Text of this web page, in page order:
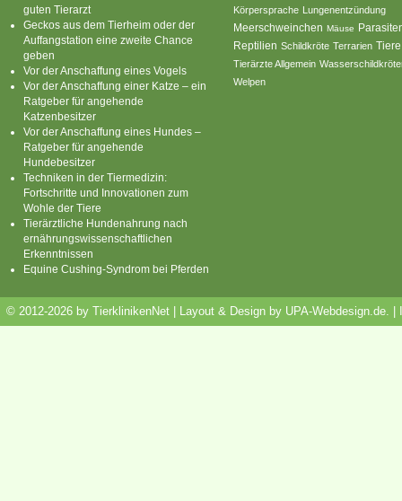
guten Tierarzt
Geckos aus dem Tierheim oder der
Auffangstation eine zweite Chance
geben
Vor der Anschaffung eines Vogels
Vor der Anschaffung einer Katze – ein
Ratgeber für angehende
Katzenbesitzer
Vor der Anschaffung eines Hundes –
Ratgeber für angehende
Hundebesitzer
Techniken in der Tiermedizin:
Fortschritte und Innovationen zum
Wohle der Tiere
Tierärztliche Hundenahrung nach
ernährungswissenschaftlichen
Erkenntnissen
Equine Cushing-Syndrom bei Pferden
Körpersprache Lungenentzündung
Meerschweinchen Mäuse
Reptilien Schildkröte Terrarien Tiere
Tierärzte Allgemein
Welpen
© 2012-2026 by TierklinikenNet | Layout & Design by UPA-Webdesign.de.